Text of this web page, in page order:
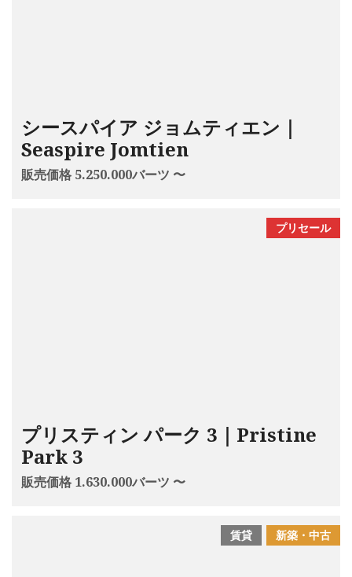
シースパイア ジョムティエン｜
Seaspire Jomtien
販売価格 5.250.000バーツ 〜
プリセール
プリスティン パーク 3｜Pristine
Park 3
販売価格 1.630.000バーツ 〜
新築・中古
賃貸